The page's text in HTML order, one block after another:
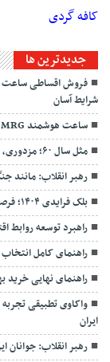
کافه گردی
جديدترين ها
فروش اقساطی ساعت
شرایط آسان
ساعت هوشمند MRG مدل M-ultra3
مثل سال ۶۰؛ مزدوری، توهم، ترور
رهبر انقلاب: مانند جنگ ۱۲ روزه در برابر دشمن همه با
بلک فرایدی ۱۴۰۴؛ فرصت طلایی برای خرید بهترین ساعت هوشمند از موبیکسور
راهبرد توسعه روابط
راهنمای کامل
راهنمای نهایی خرید
واکاوی تطبیقی
ایران
رهبر انقلاب: جوانان